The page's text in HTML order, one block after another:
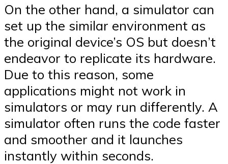
On the other hand, a simulator can
set up the similar environment as
the original device’s OS but doesn’t
endeavor to replicate its hardware.
Due to this reason, some
applications might not work in
simulators or may run differently. A
simulator often runs the code faster
and smoother and it launches
instantly within seconds.